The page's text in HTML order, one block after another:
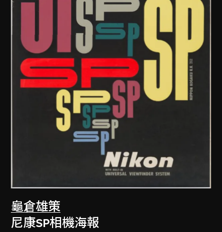
龜倉雄策
尼康SP相機海報